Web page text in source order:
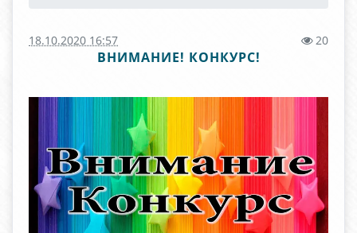
18.10.2020 16:57 20
ВНИМАНИЕ! КОНКУРС!